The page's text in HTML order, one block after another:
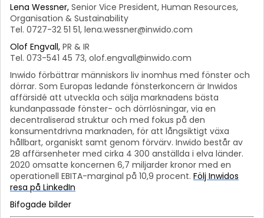
Lena Wessner, Senior Vice President, Human Resources,
Organisation & Sustainability
Tel. 0727-32 51 51, lena.wessner@inwido.com
Olof Engvall, PR & IR
Tel. 073-541 45 73, olof.engvall@inwido.com
Inwido förbättrar människors liv inomhus med fönster och
dörrar. Som Europas ledande fönsterkoncern är Inwidos
affärsidé att utveckla och sälja marknadens bästa
kundanpassade fönster- och dörrlösningar, via en
decentraliserad struktur och med fokus på den
konsumentdrivna marknaden, för att långsiktigt växa
hållbart, organiskt samt genom förvärv. Inwido består av
28 affärsenheter med cirka 4 300 anställda i elva länder.
2020 omsatte koncernen 6,7 miljarder kronor med en
operationell EBITA-marginal på 10,9 procent. Följ Inwidos
resa på LinkedIn
Bifogade bilder